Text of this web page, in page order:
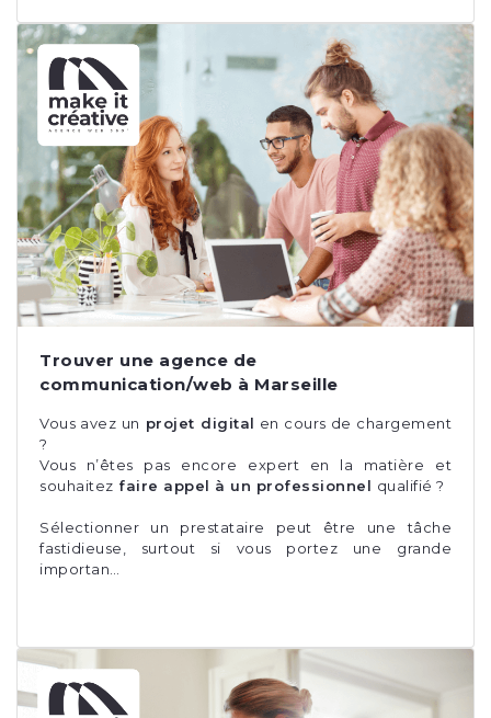
Trouver une agence de
communication/web à Marseille
Vous avez un projet digital en cours de chargement
?
Vous n’êtes pas encore expert en la matière et
souhaitez faire appel à un professionnel qualifié ?
Sélectionner un prestataire peut être une tâche
fastidieuse, surtout si vous portez une grande
importan…